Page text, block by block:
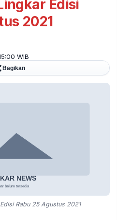
Edisi
2021
WIB
Bagikan
Rabu 25 Agustus 2021